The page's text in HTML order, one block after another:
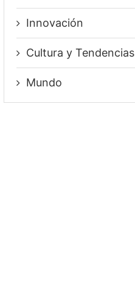
Innovación
⁠Cultura y Tendencias
Mundo